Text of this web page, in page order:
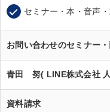
セミナー・本・音声
お問い合わせのセミナー
青田 努( LINE株式会社
資料請求